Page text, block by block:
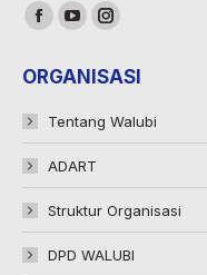
Find us on:
Facebook
opens
in
new
window
YouTube
opens
in
new
window
Instagram
opens
in
new
ORGANISASI
Tentang Walubi
ADART
Struktur Organisasi
DPD WALUBI